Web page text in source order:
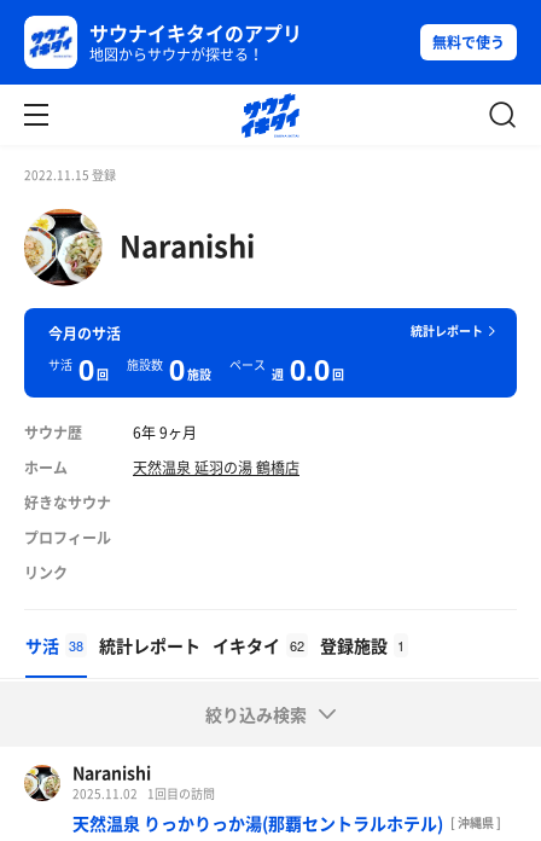
サウナイキタイのアプリ
地図からサウナが探せる！
無料で使う
2022.11.15 登録
Naranishi
統計レポート
今月のサ活
サ活 0回
施設数 0施設
ペース
週 0.0回
サウナ歴
6年 9ヶ月
ホーム
天然温泉 延羽の湯 鶴橋店
好きなサウナ
プロフィール
リンク
サ活 38 統計レポート イキタイ 62 登録施設 1
絞り込み検索
Naranishi
2025.11.02 1回目の訪問
天然温泉 りっかりっか湯(那覇セントラルホテル) [ 沖縄県 ]